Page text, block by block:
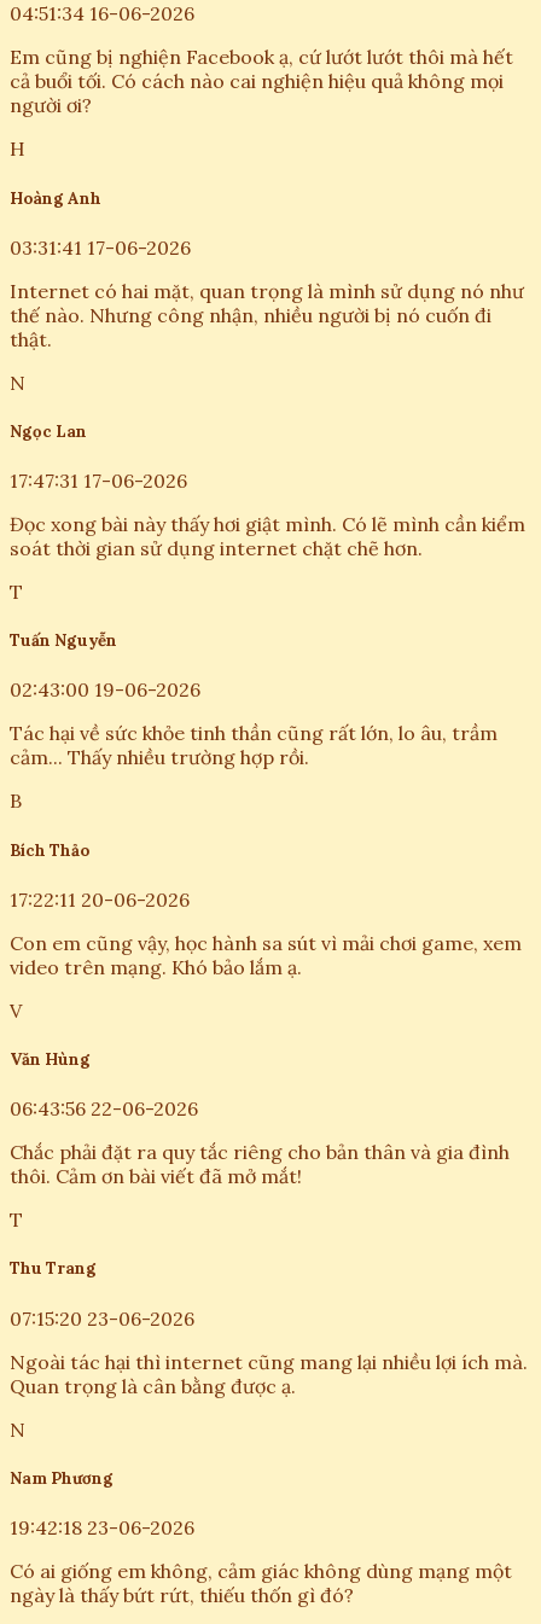
04:51:34 16-06-2026
Em cũng bị nghiện Facebook ạ, cứ lướt lướt thôi mà hết
cả buổi tối. Có cách nào cai nghiện hiệu quả không mọi
người ơi?
H
Hoàng Anh
03:31:41 17-06-2026
Internet có hai mặt, quan trọng là mình sử dụng nó như
thế nào. Nhưng công nhận, nhiều người bị nó cuốn đi
thật.
N
Ngọc Lan
17:47:31 17-06-2026
Đọc xong bài này thấy hơi giật mình. Có lẽ mình cần kiểm
soát thời gian sử dụng internet chặt chẽ hơn.
T
Tuấn Nguyễn
02:43:00 19-06-2026
Tác hại về sức khỏe tinh thần cũng rất lớn, lo âu, trầm
cảm... Thấy nhiều trường hợp rồi.
B
Bích Thảo
17:22:11 20-06-2026
Con em cũng vậy, học hành sa sút vì mải chơi game, xem
video trên mạng. Khó bảo lắm ạ.
V
Văn Hùng
06:43:56 22-06-2026
Chắc phải đặt ra quy tắc riêng cho bản thân và gia đình
thôi. Cảm ơn bài viết đã mở mắt!
T
Thu Trang
07:15:20 23-06-2026
Ngoài tác hại thì internet cũng mang lại nhiều lợi ích mà.
Quan trọng là cân bằng được ạ.
N
Nam Phương
19:42:18 23-06-2026
Có ai giống em không, cảm giác không dùng mạng một
ngày là thấy bứt rứt, thiếu thốn gì đó?